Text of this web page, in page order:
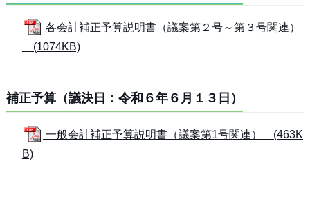
各会計補正予算説明書（議案第２号～第３号関連）
(1074KB)
補正予算（議決日：令和６年６月１３日）
一般会計補正予算説明書（議案第1号関連） (463K
B)